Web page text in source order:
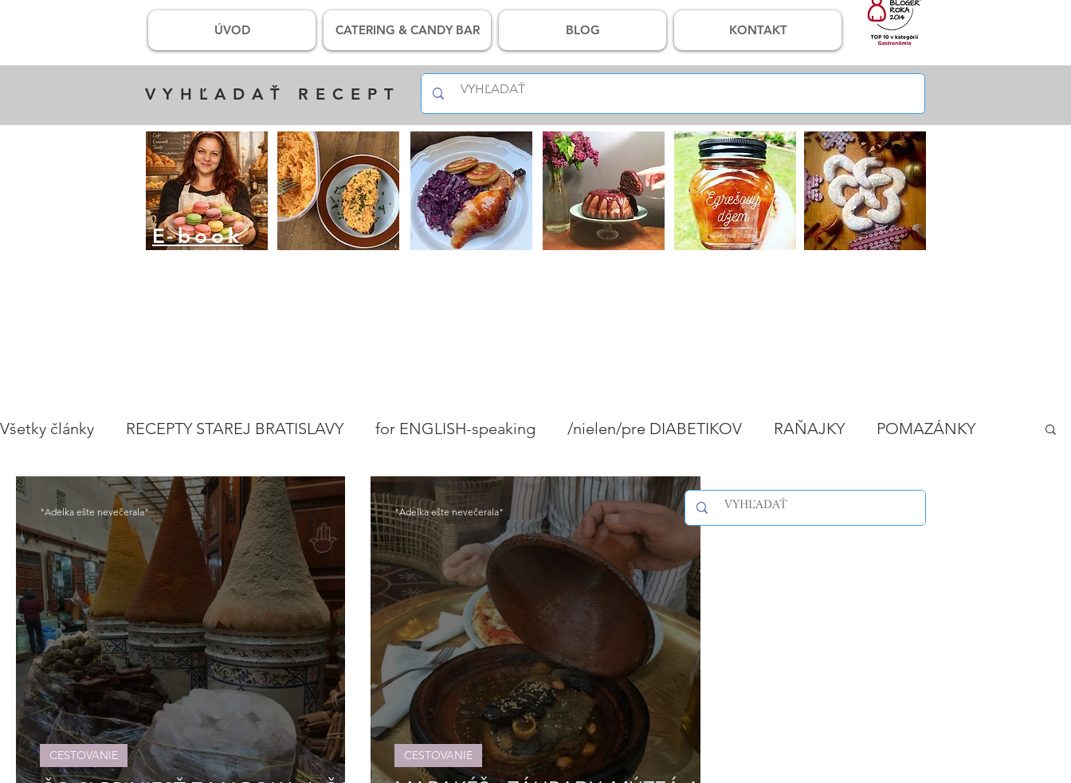
ÚVOD CATERING & CANDY BAR BLOG KONTAKT
VYHĽADAŤ RECEPT
E-book
Všetky články RECEPTY STAREJ BRATISLAVY for ENGLISH-speaking /nielen/pre DIABETIKOV RAŇAJKY POMAZÁNKY
POLIEVKY VEGETARIÁNSKE RECEPTY PEČIVO A KOLÁČE MÄSO/RYBY/MORSKÉ PLODY VEČERA - RÝCHLO A LACNO
ZAVÁRAME VIANOCE A SVIATKY CESTOVANIE DOMÁCNOSŤ Tipy "Ako...?"
CESTOVANIE
"Adelka ešte nevečerala"
CESTOVANIE
"Adelka ešte nevečerala"